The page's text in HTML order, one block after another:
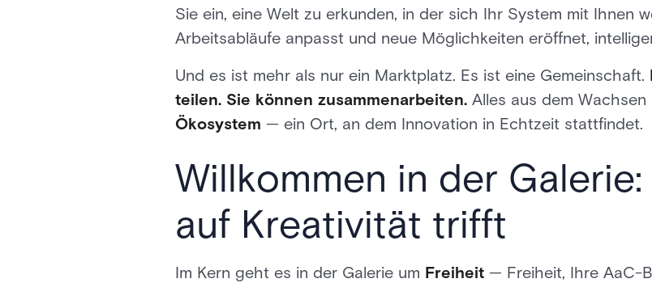
Sie ein, eine Welt zu erkunden, in der sich Ihr System mit Ihnen
Arbeitsabläufe anpasst und neue Möglichkeiten eröffnet,
Und es ist mehr als nur ein Marktplatz. Es ist eine Gemeinschaft.
teilen. Sie können zusammenarbeiten. Alles aus dem Wachsen
Ökosystem — ein Ort, an dem Innovation in Echtzeit stattfindet.
Willkommen in der
auf Kreativität trifft
Im Kern geht es in der Galerie um Freiheit — Freiheit, Ihre AaC-